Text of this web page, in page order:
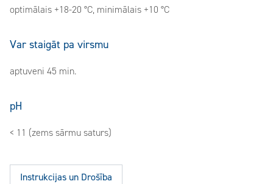
optimālais +18-20 °C, minimālais +10 °C
Var staigāt pa virsmu
aptuveni 45 min.
pH
< 11 (zems sārmu saturs)
Instrukcijas un Drošība